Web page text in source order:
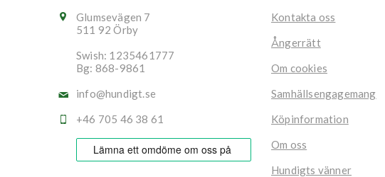
Glumsevägen 7
511 92 Örby
Swish: 1235461777
Bg: 868-9861
info@hundigt.se
+46 705 46 38 61
Kontakta oss
Ångerrätt
Om cookies
Samhällsengagemang
Köpinformation
Om oss
Hundigts vänner